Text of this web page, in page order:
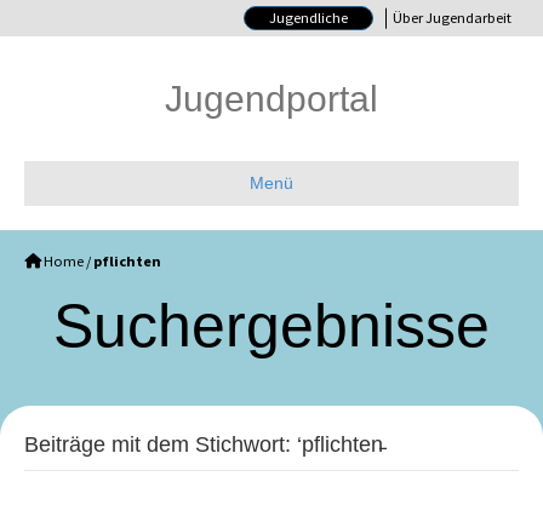
Jugendliche Über Jugendarbeit
Jugendportal
Menü
Home / pflichten
Such­ergebnisse
Beiträge mit dem Stichwort: ‘pflichten̵